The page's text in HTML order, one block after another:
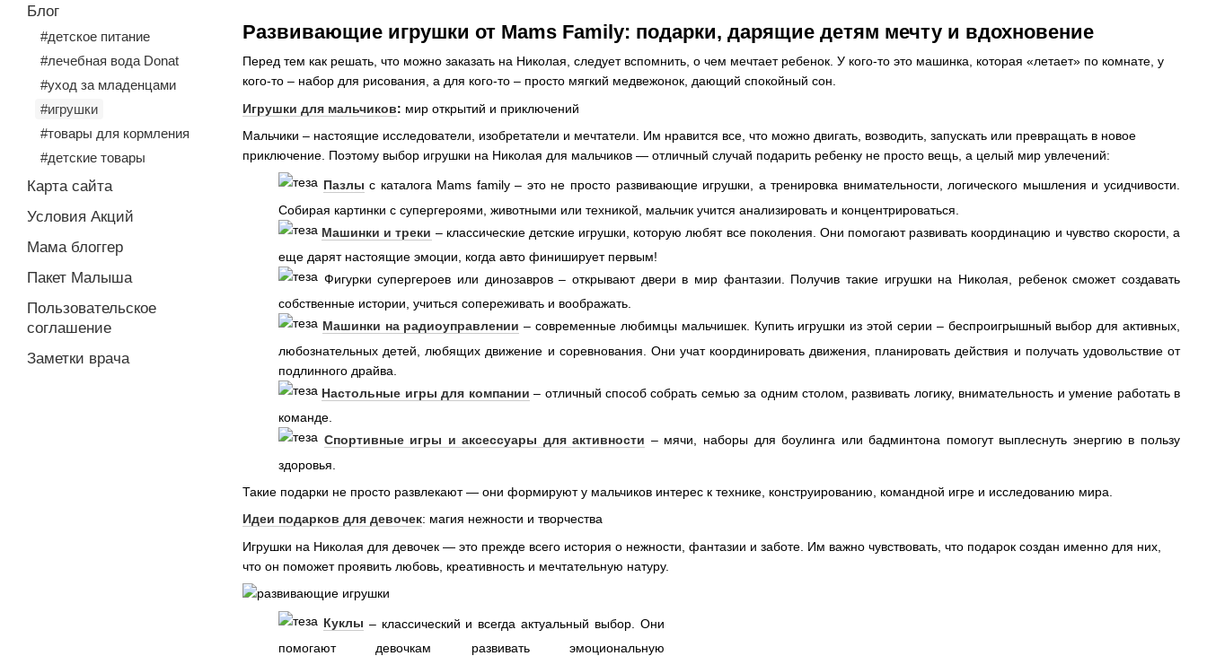
Развивающие игрушки от Mams Family: подарки, дарящие детям мечту и вдохновение
Перед тем как решать, что можно заказать на Николая, следует вспомнить, о чем мечтает ребенок. У кого-то это машинка, которая «летает» по комнате, у
кого-то – набор для рисования, а для кого-то – просто мягкий медвежонок, дающий спокойный сон.
Игрушки для мальчиков: мир открытий и приключений
Мальчики – настоящие исследователи, изобретатели и мечтатели. Им нравится все, что можно двигать, возводить, запускать или превращать в новое
приключение. Поэтому выбор игрушки на Николая для мальчиков — отличный случай подарить ребенку не просто вещь, а целый мир увлечений:
Пазлы с каталога Mams family – это не просто развивающие игрушки, а тренировка внимательности, логического мышления и усидчивости.
Собирая картинки с супергероями, животными или техникой, мальчик учится анализировать и концентрироваться.
Машинки и треки – классические детские игрушки, которую любят все поколения. Они помогают развивать координацию и чувство скорости, а
еще дарят настоящие эмоции, когда авто финиширует первым!
Фигурки супергероев или динозавров – открывают двери в мир фантазии. Получив такие игрушки на Николая, ребенок сможет создавать
собственные истории, учиться сопереживать и воображать.
Машинки на радиоуправлении – современные любимцы мальчишек. Купить игрушки из этой серии – беспроигрышный выбор для активных,
любознательных детей, любящих движение и соревнования. Они учат координировать движения, планировать действия и получать удовольствие от
подлинного драйва.
Настольные игры для компании – отличный способ собрать семью за одним столом, развивать логику, внимательность и умение работать в
команде.
Спортивные игры и аксессуары для активности – мячи, наборы для боулинга или бадминтона помогут выплеснуть энергию в пользу
здоровья.
Такие подарки не просто развлекают — они формируют у мальчиков интерес к технике, конструированию, командной игре и исследованию мира.
Идеи подарков для девочек: магия нежности и творчества
Игрушки на Николая для девочек — это прежде всего история о нежности, фантазии и заботе. Им важно чувствовать, что подарок создан именно для них,
что он поможет проявить любовь, креативность и мечтательную натуру.
Куклы – классический и всегда актуальный выбор. Они
помогают девочкам развивать эмоциональную
Блог
#детское питание
#лечебная вода Donat
#уход за младенцами
#игрушки
#товары для кормления
#детские товары
Карта сайта
Условия Акций
Мама блоггер
Пакет Малыша
Пользовательское
соглашение
Заметки врача